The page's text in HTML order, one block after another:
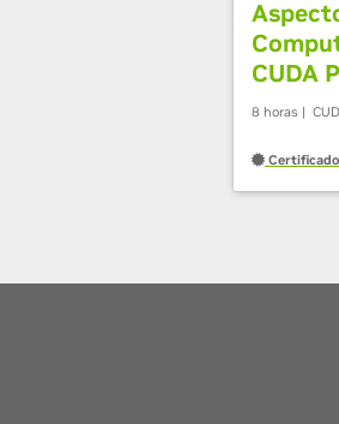
CUDA
8 horas |